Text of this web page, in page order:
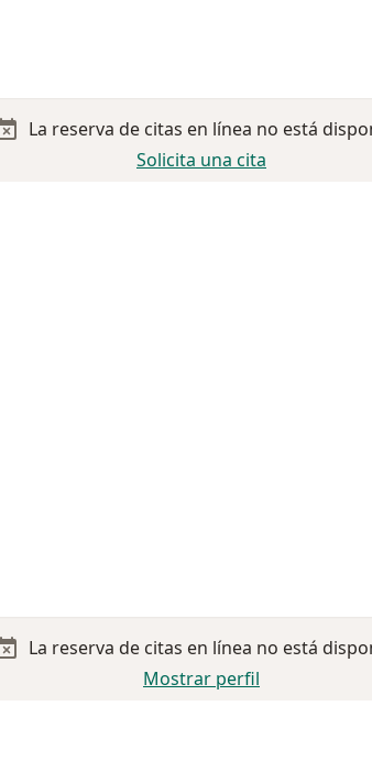
La reserva de citas en línea no está
Solicita una cita
La reserva de citas en línea no está
Mostrar perfil